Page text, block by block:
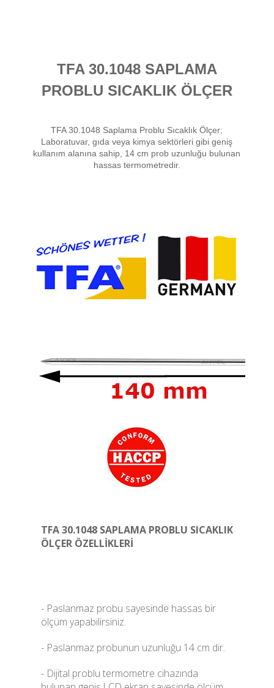
TFA 30.1048 SAPLAMA
PROBLU SICAKLIK ÖLÇER
TFA 30.1048 Saplama Problu Sıcaklık Ölçer;
Laboratuvar, gıda veya kimya sektörleri gibi geniş
kullanım alanına sahip, 14 cm prob uzunluğu bulunan
hassas termometredir.
TFA 30.1048 SAPLAMA PROBLU SICAKLIK
ÖLÇER ÖZELLİKLERİ
- Paslanmaz probu sayesinde hassas bir
ölçüm yapabilirsiniz.
- Paslanmaz probunun uzunluğu 14 cm dir.
- Dijital problu termometre cihazında